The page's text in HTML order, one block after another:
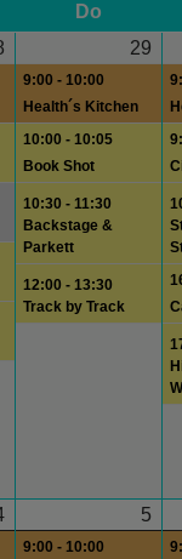
Do
29
9:00 - 10:00
Health´s Kitchen
10:00 - 10:05
Book Shot
10:30 - 11:30
Backstage &
Parkett
12:00 - 13:30
Track by Track
5
9:00 - 10:00